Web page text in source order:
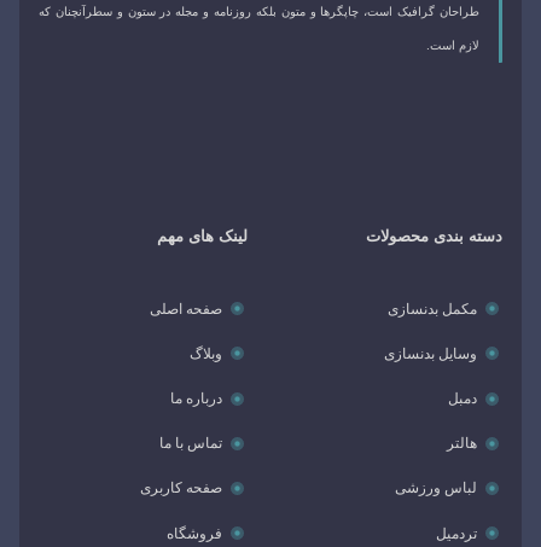
طراحان گرافیک است، چاپگرها و متون بلکه روزنامه و مجله در ستون و سطرآنچنان که
لازم است.
دسته‌ بندی محصولات
مکمل بدنسازی
وسایل بدنسازی
دمبل
هالتر
لباس ورزشی
تردمیل
لینک های مهم
صفحه اصلی
وبلاگ
درباره ما
تماس با ما
صفحه کاربری
فروشگاه